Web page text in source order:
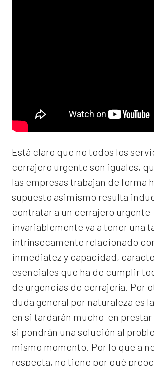
Está claro que no todos los
cerrajero urgente son iguales,
las empresas trabajan de forma
supuesto asimismo resulta
contratar a un cerrajero urgente
invariablemente va a tener una
intrínsecamente relacionado
inmediatez y capacidad,
esenciales que ha de cumplir
de urgencias de cerrajería. Por
duda general por naturaleza es
en si tardarán mucho en
si pondrán una solución al
mismo momento. Por lo que a
respecta, no tiene por qué